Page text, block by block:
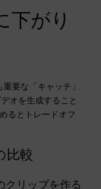
下がり
要な「キャッチ」
オを生成すること
るとトレードオフ
比較
クリップを作る